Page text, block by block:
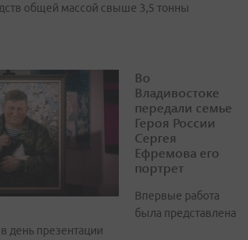
общей массой свыше 3,5 тонны
Во
Владивостоке
передали семье
Героя России
Сергея
Ефремова его
портрет
Впервые работа
была представлена
день презентации